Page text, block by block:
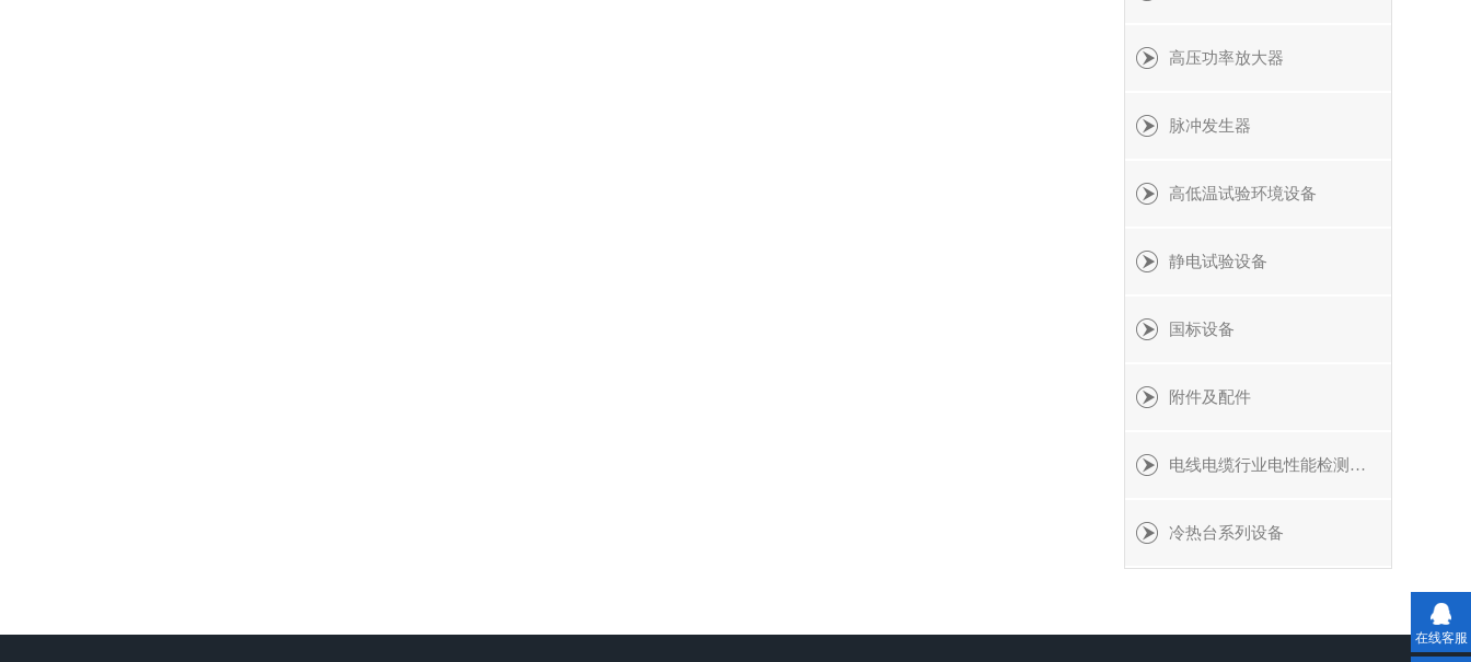
高压功率放大器
脉冲发生器
高低温试验环境设备
静电试验设备
国标设备
附件及配件
电线电缆行业电性能检测设备
冷热台系列设备
在线客服